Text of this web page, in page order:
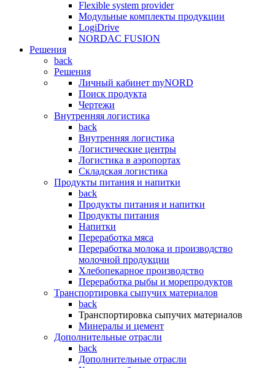
Flexible system provider
Модульные комплекты продукции
LogiDrive
NORDAC FUSION
Решения
back
Решения
Личный кабинет myNORD
Поиск продукта
Чертежи
Внутренняя логистика
back
Внутренняя логистика
Логистические центры
Логистика в аэропортах
Складская логистика
Продукты питания и напитки
back
Продукты питания и напитки
Продукты питания
Напитки
Переработка мяса
Переработка молока и производство
молочной продукции
Хлебопекарное производство
Переработка рыбы и морепродуктов
Транспортировка сыпучих материалов
back
Транспортировка сыпучих материалов
Минералы и цемент
Дополнительные отрасли
back
Дополнительные отрасли